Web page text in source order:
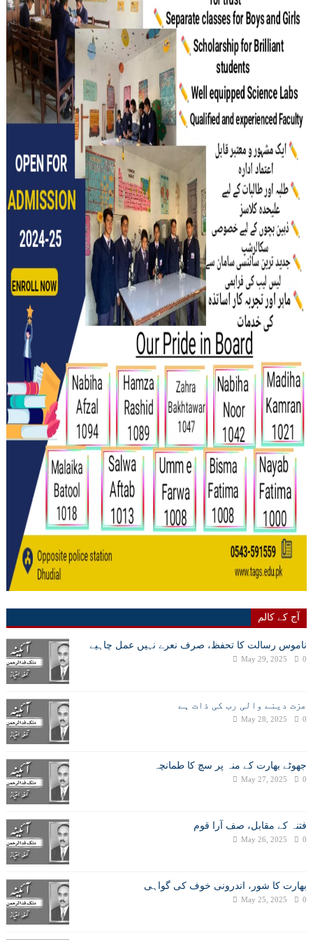
آج کے کالم
ناموس رسالت کا تحفظ، صرف نعرے نہیں عمل چاہیے
May 29, 2025 0
عزت دینے والی رب کی ذات ہے
May 28, 2025 0
جھوٹے بھارت کے منہ پر سچ کا طمانچہ
May 27, 2025 0
فتنہ کے مقابل، صف آرا قوم
May 26, 2025 0
بھارت کا شور، اندرونی خوف کی گواہی
May 25, 2025 0